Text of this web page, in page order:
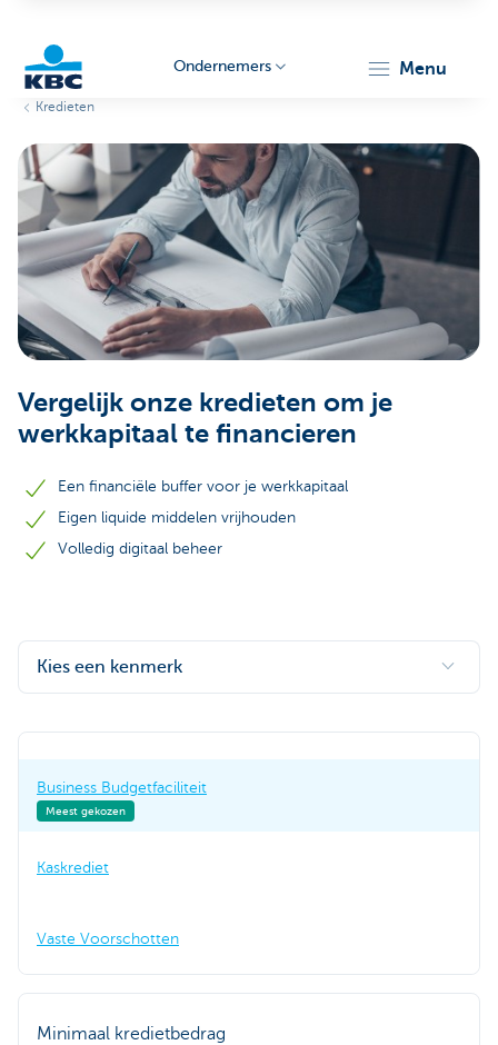
Ondernemers
Ondernemers menu
Kredieten
Vergelijk onze kredieten om je
werkkapitaal te financieren
Een financiële buffer voor je werkkapitaal
Eigen liquide middelen vrijhouden
Volledig digitaal beheer
Kies een kenmerk
Business Budgetfaciliteit
Meest gekozen
Kaskrediet
Vaste Voorschotten
Minimaal kredietbedrag